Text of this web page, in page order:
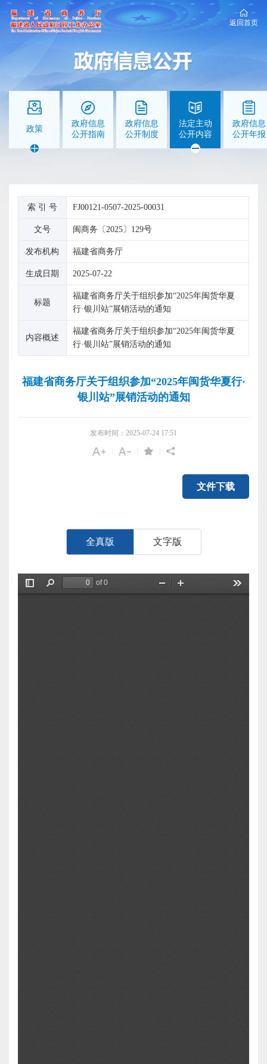
返回首页
政策
政府信息
公开指南
政府信息
公开制度
法定主动
公开内容
政府信息
公开年报
索 引 号 FJ00121-0507-2025-00031
文号 闽商务〔2025〕129号
发布机构 福建省商务厅
生成日期 2025-07-22
标题
福建省商务厅关于组织参加“2025年闽货华夏
行·银川站”展销活动的通知
内容概述
福建省商务厅关于组织参加“2025年闽货华夏
行·银川站”展销活动的通知
福建省商务厅关于组织参加“2025年闽货华夏行·
银川站”展销活动的通知
发布时间：2025-07-24 17:51
文件下载
全真版 文字版